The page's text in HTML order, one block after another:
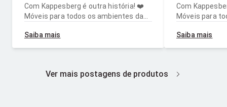
os ambientes da casa.
Com Kappesberg é outra história! ❤️
Móveis para todos os ambientes da
Saiba mais
os
Com
Móveis para
Saiba mais
Ver mais postagens de produtos